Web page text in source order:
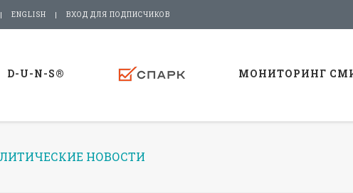
ENGLISH ВХОД ДЛЯ ПОДПИСЧИКОВ
D-U-N-S® МОНИТОРИНГ
НОВОСТИ